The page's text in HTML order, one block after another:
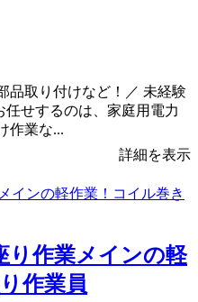
品取り付けなど！／ 未経験
せするのは、家庭用電力
作業な...
詳細を表示
り作業メインの軽
作業員